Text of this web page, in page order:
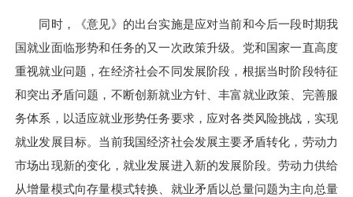
同时，《意见》的出台实施是应对当前和今后一段时期我
国就业面临形势和任务的又一次政策升级。党和国家一直高度
重视就业问题，在经济社会不同发展阶段，根据当时阶段特征
和突出矛盾问题，不断创新就业方针、丰富就业政策、完善服
务体系，以适应就业形势任务要求，应对各类风险挑战，实现
就业发展目标。当前我国经济社会发展主要矛盾转化，劳动力
市场出现新的变化，就业发展进入新的发展阶段。劳动力供给
从增量模式向存量模式转换、就业矛盾以总量问题为主向总量